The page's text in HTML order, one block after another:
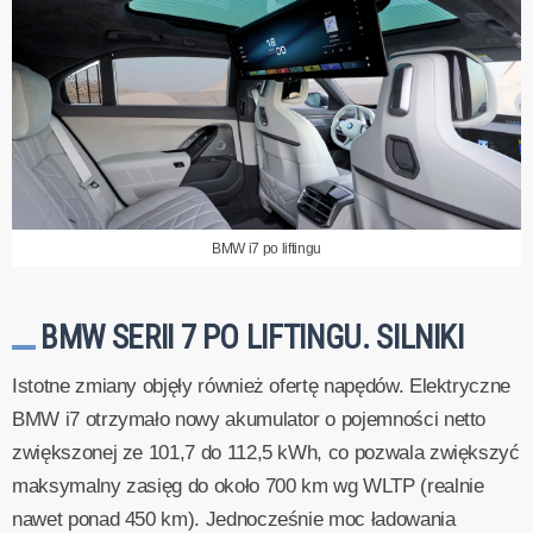
BMW i7 po liftingu
BMW SERII 7 PO LIFTINGU. SILNIKI
Istotne zmiany objęły również ofertę napędów. Elektryczne
BMW i7 otrzymało nowy akumulator o pojemności netto
zwiększonej ze 101,7 do 112,5 kWh, co pozwala zwiększyć
maksymalny zasięg do około 700 km wg WLTP (realnie
nawet ponad 450 km). Jednocześnie moc ładowania